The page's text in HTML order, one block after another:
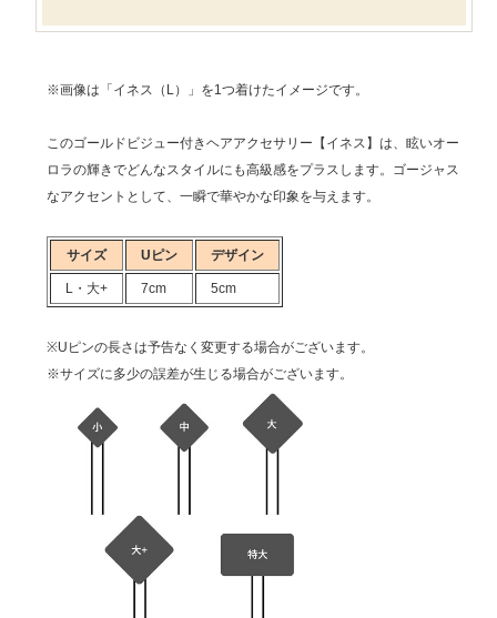
※画像は「イネス（L）」を1つ着けたイメージです。
このゴールドビジュー付きヘアアクセサリー【イネス】は、眩いオー
ロラの輝きでどんなスタイルにも高級感をプラスします。ゴージャス
なアクセントとして、一瞬で華やかな印象を与えます。
サイズ Uピン デザイン
L・大+ 7cm 5cm
※Uピンの長さは予告なく変更する場合がございます。
※サイズに多少の誤差が生じる場合がございます。